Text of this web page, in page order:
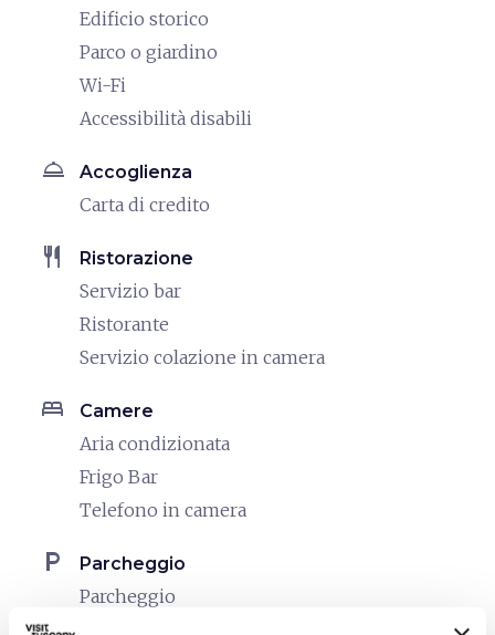
Edificio storico
Parco o giardino
Wi-Fi
Accessibilità disabili
room_service Accoglienza
Carta di credito
restaurant Ristorazione
Servizio bar
Ristorante
Servizio colazione in camera
bed Camere
Aria condizionata
Frigo Bar
Telefono in camera
local_parking Parcheggio
Parcheggio